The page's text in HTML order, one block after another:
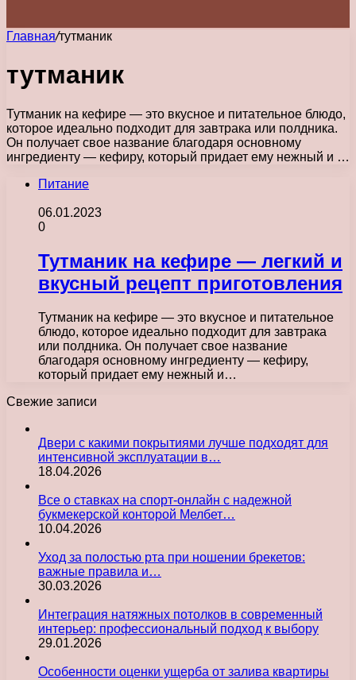
Главная/тутманик
тутманик
Тутманик на кефире — это вкусное и питательное блюдо,
которое идеально подходит для завтрака или полдника.
Он получает свое название благодаря основному
ингредиенту — кефиру, который придает ему нежный и …
Питание
06.01.2023
0
Тутманик на кефире — легкий и
вкусный рецепт приготовления
Тутманик на кефире — это вкусное и питательное
блюдо, которое идеально подходит для завтрака
или полдника. Он получает свое название
благодаря основному ингредиенту — кефиру,
который придает ему нежный и…
Свежие записи
Двери с какими покрытиями лучше подходят для
интенсивной эксплуатации в…
18.04.2026
Все о ставках на спорт-онлайн с надежной
букмекерской конторой Мелбет…
10.04.2026
Уход за полостью рта при ношении брекетов:
важные правила и…
30.03.2026
Интеграция натяжных потолков в современный
интерьер: профессиональный подход к выбору
29.01.2026
Особенности оценки ущерба от залива квартиры